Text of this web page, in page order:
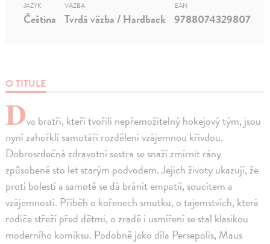
O TITULE
Dva bratři, kteří tvořili nepřemožitelný hokejový tým, jsou
nyní zahořklí samotáři rozdělení vzájemnou křivdou.
Dobrosrdečná zdravotní sestra se snaží zmírnit rány
způsobené sto let starým podvodem. Jejich životy ukazují, že
proti bolesti a samotě se dá bránit empatií, soucitem a
vzájemností. Příběh o kořenech smutku, o tajemstvích, která
rodiče střeží před dětmi, o zradě i usmíření se stal klasikou
moderního komiksu. Podobně jako díla Persepolis, Maus
JAZYK
Čeština
VÄZBA
Tvrdá väzba / Hardback
EAN
9788074329807